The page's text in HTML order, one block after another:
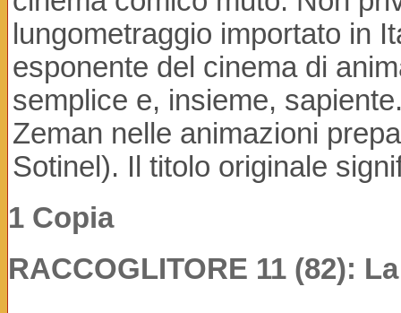
lungometraggio importato in
esponente del cinema di
semplice e, insieme,
Zeman nelle animazioni
Sotinel). Il titolo originale
1 Copia
RACCOGLITORE 11 (82):